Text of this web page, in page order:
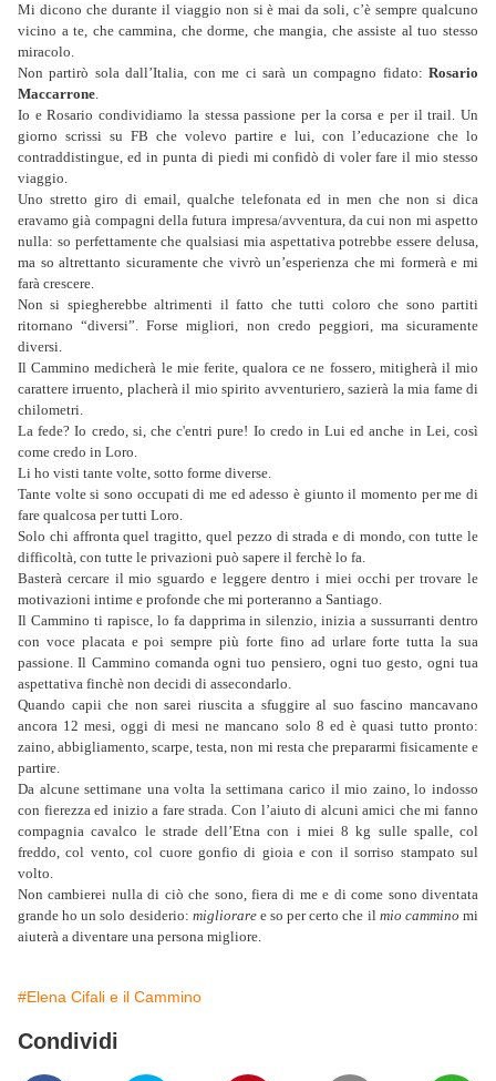
Mi dicono che durante il viaggio non si è mai da soli, c’è sempre qualcuno
vicino a te, che cammina, che dorme, che mangia, che assiste al tuo stesso
miracolo.
Non partirò sola dall’Italia, con me ci sarà un compagno fidato: Rosario
Maccarrone.
Io e Rosario condividiamo la stessa passione per la corsa e per il trail. Un
giorno scrissi su FB che volevo partire e lui, con l’educazione che lo
contraddistingue, ed in punta di piedi mi confidò di voler fare il mio stesso
viaggio.
Uno stretto giro di email, qualche telefonata ed in men che non si dica
eravamo già compagni della futura impresa/avventura, da cui non mi aspetto
nulla: so perfettamente che qualsiasi mia aspettativa potrebbe essere delusa,
ma so altrettanto sicuramente che vivrò un’esperienza che mi formerà e mi
farà crescere.
Non si spiegherebbe altrimenti il fatto che tutti coloro che sono partiti
ritornano “diversi”. Forse migliori, non credo peggiori, ma sicuramente
diversi.
Il Cammino medicherà le mie ferite, qualora ce ne fossero, mitigherà il mio
carattere irruento, placherà il mio spirito avventuriero, sazierà la mia fame di
chilometri.
La fede? Io credo, si, che c'entri pure! Io credo in Lui ed anche in Lei, così
come credo in Loro.
Li ho visti tante volte, sotto forme diverse.
Tante volte si sono occupati di me ed adesso è giunto il momento per me di
fare qualcosa per tutti Loro.
Solo chi affronta quel tragitto, quel pezzo di strada e di mondo, con tutte le
difficoltà, con tutte le privazioni può sapere il ferchè lo fa.
Basterà cercare il mio sguardo e leggere dentro i miei occhi per trovare le
motivazioni intime e profonde che mi porteranno a Santiago.
Il Cammino ti rapisce, lo fa dapprima in silenzio, inizia a sussurranti dentro
con voce placata e poi sempre più forte fino ad urlare forte tutta la sua
passione. Il Cammino comanda ogni tuo pensiero, ogni tuo gesto, ogni tua
aspettativa finchè non decidi di assecondarlo.
Quando capii che non sarei riuscita a sfuggire al suo fascino mancavano
ancora 12 mesi, oggi di mesi ne mancano solo 8 ed è quasi tutto pronto:
zaino, abbigliamento, scarpe, testa, non mi resta che prepararmi fisicamente e
partire.
Da alcune settimane una volta la settimana carico il mio zaino, lo indosso
con fierezza ed inizio a fare strada. Con l’aiuto di alcuni amici che mi fanno
compagnia cavalco le strade dell’Etna con i miei 8 kg sulle spalle, col
freddo, col vento, col cuore gonfio di gioia e con il sorriso stampato sul
volto.
Non cambierei nulla di ciò che sono, fiera di me e di come sono diventata
grande ho un solo desiderio: miglioraree so per certo che il mio cammino mi
aiuterà a diventare una persona migliore.
#Elena Cifali e il Cammino
Condividi